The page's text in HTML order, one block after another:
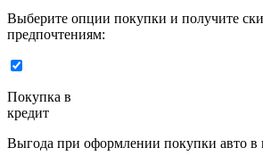
Выберите опции покупки и получите
предпочтениям:
Покупка в
кредит
Выгода при оформлении покупки авто в